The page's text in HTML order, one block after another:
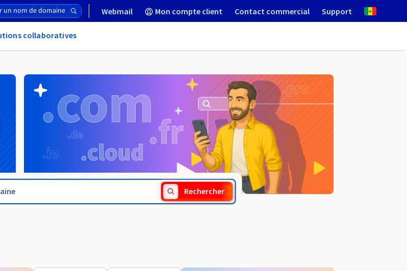
Webmail Mon compte client Contact commercial Support
collaboratives
Rechercher